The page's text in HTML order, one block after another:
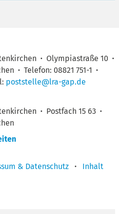
· Olympiastraße 10 ·
· Telefon: 08821 751-1 ·
poststelle@lra-gap.de
· Postfach 15 63 ·
& Datenschutz ·
Inhalt